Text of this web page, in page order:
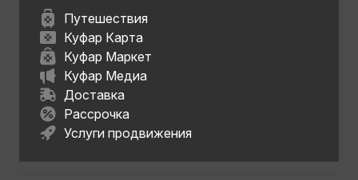
Путешествия
Куфар Карта
Куфар Маркет
Куфар Медиа
Доставка
Рассрочка
Услуги продвижения